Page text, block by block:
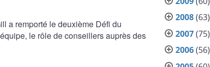
a remporté le deuxième Défi du
le rôle de conseillers auprès des
2008(63)
2007(75)
2006(56)